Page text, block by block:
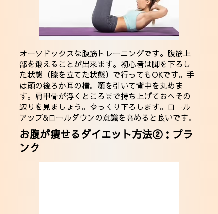
オーソドックスな腹筋トレーニングです。腹筋上
部を鍛えることが出来ます。初心者は脚を下ろし
た状態（膝を立てた状態）で行ってもOKです。手
は頭の後ろか耳の横。顎を引いて背中を丸めま
す。肩甲骨が浮くところまで持ち上げておへその
辺りを見ましょう。ゆっくり下ろします。ロール
アップ&ロールダウンの意識を高めると良いです。
お腹が痩せるダイエット方法②：プラ
ンク